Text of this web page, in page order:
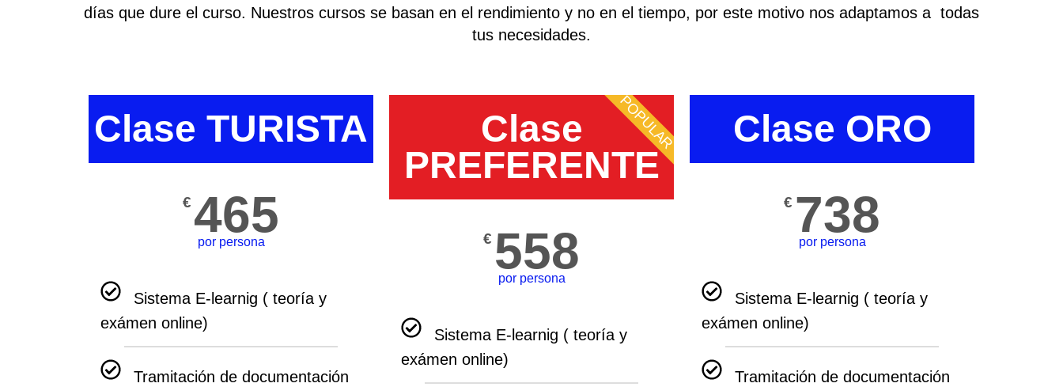
días que dure el curso. Nuestros cursos se basan en el rendimiento y no en el tiempo, por este motivo nos adaptamos a todas
tus necesidades.
Clase TURISTA
€ 465
por persona
Sistema E-learnig ( teoría y
exámen online)
Tramitación de documentación
Clase
PREFERENTE
€ 558
por persona
Sistema E-learnig ( teoría y
exámen online)
POPULAR Clase ORO
€ 738
por persona
Sistema E-learnig ( teoría y
exámen online)
Tramitación de documentación